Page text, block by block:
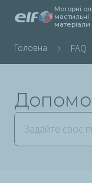
Моторні
мастильні
матеріали
Рядок
навіґації
Головна FAQ